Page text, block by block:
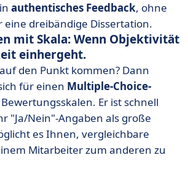
authentisches Feedback, ohne
eine dreibändige Dissertation.
mit Skala: Wenn Objektivität
einhergeht.
den Punkt kommen? Dann
für einen Multiple-Choice-
Er ist schnell
"Ja/Nein"-Angaben als große
es Ihnen, vergleichbare
Mitarbeiter zum anderen zu